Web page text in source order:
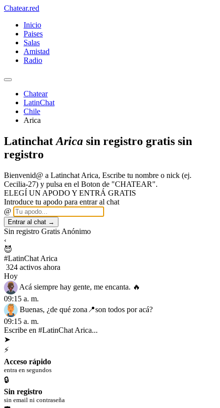
Chatear.red
Inicio
Paises
Salas
Amistad
Radio
Chatear
LatinChat
Chile
Arica
Latinchat Arica sin registro gratis sin
registro
Bienvenid@ a Latinchat Arica, Escribe tu nombre o nick (ej.
Cecilia-27) y pulsa en el Boton de "CHATEAR".
ELEGÍ UN APODO Y ENTRÁ GRATIS
Introduce tu apodo para entrar al chat
@
Entrar al chat →
Sin registro Gratis Anónimo
‹
😈
#LatinChat Arica
324 activos ahora
Hoy
Acá siempre hay gente, me encanta. 🔥
09:15 a. m.
Buenas, ¿de qué zona📍son todos por acá?
09:15 a. m.
Escribe en #LatinChat Arica...
➤
⚡
Acceso rápido
entra en segundos
🔒
Sin registro
sin email ni contraseña